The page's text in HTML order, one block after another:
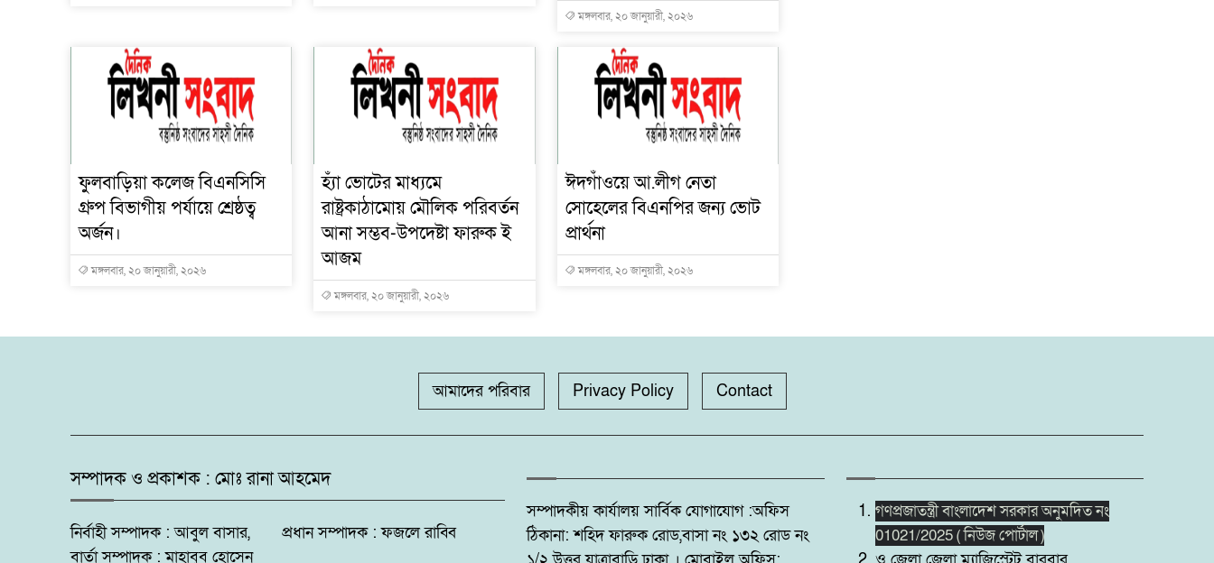
মঙ্গলবার, ২০ জানুয়ারী, ২০২৬
ফুলবাড়িয়া কলেজ বিএনসিসি
গ্রুপ বিভাগীয় পর্যায়ে শ্রেষ্ঠত্ব
অর্জন।
মঙ্গলবার, ২০ জানুয়ারী, ২০২৬
হ্যাঁ ভোটের মাধ্যমে
রাষ্ট্রকাঠামোয় মৌলিক পরিবর্তন
আনা সম্ভব-উপদেষ্টা ফারুক ই
আজম
মঙ্গলবার, ২০ জানুয়ারী, ২০২৬
ঈদগাঁওয়ে আ.লীগ নেতা
সোহেলের বিএনপির জন্য ভোট
প্রার্থনা
মঙ্গলবার, ২০ জানুয়ারী, ২০২৬
আমাদের পরিবার Privacy Policy Contact
সম্পাদক ও প্রকাশক : মোঃ রানা আহমেদ
নির্বাহী সম্পাদক : আবুল বাসার, প্রধান সম্পাদক : ফজলে রাব্বি
বার্তা সম্পাদক : মাহাবুব হোসেন
সম্পাদকীয় কার্যালয় সার্বিক যোগাযোগ :অফিস
ঠিকানা: শহিদ ফারুক রোড,বাসা নং ১৩২ রোড নং
গণপ্রজাতন্ত্রী বাংলাদেশ সরকার অনুমদিত নং
01021/2025 ( নিউজ পোর্টাল )